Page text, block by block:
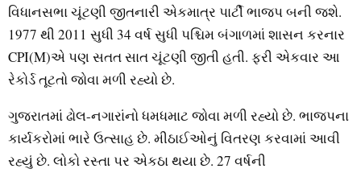
વિધાનસભા ચૂંટણી જીતનારી એકમાત્ર પાર્ટી ભાજપ બની જશે.
1977 થી 2011 સુધી 34 વર્ષ સુધી પશ્ચિમ બંગાળમાં શાસન કરનાર
CPI(M)એ પણ સતત સાત ચૂંટણી જીતી હતી. ફરી એકવાર આ
રેકોર્ડ તૂટતો જોવા મળી રહ્યો છે.
ગુજરાતમાં ઢોલ-નગારાંનો ધમધમાટ જોવા મળી રહ્યો છે. ભાજપના
કાર્યકરોમાં ભારે ઉત્સાહ છે. મીઠાઈઓનું વિતરણ કરવામાં આવી
રહ્યું છે. લોકો રસ્તા પર એકઠા થયા છે. 27 વર્ષની